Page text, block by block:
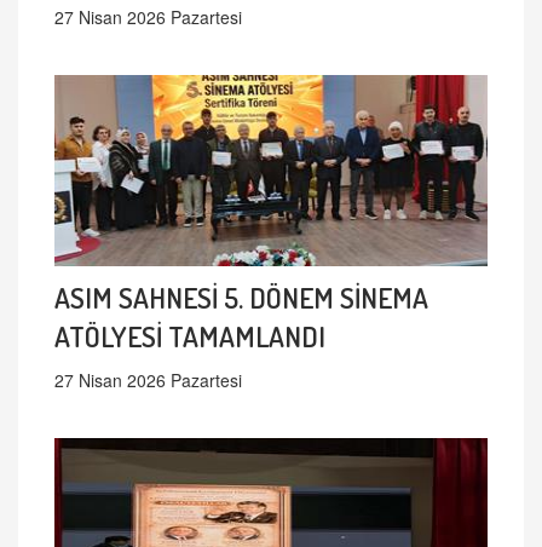
27 Nisan 2026 Pazartesi
ASIM SAHNESİ 5. DÖNEM SİNEMA
ATÖLYESİ TAMAMLANDI
27 Nisan 2026 Pazartesi